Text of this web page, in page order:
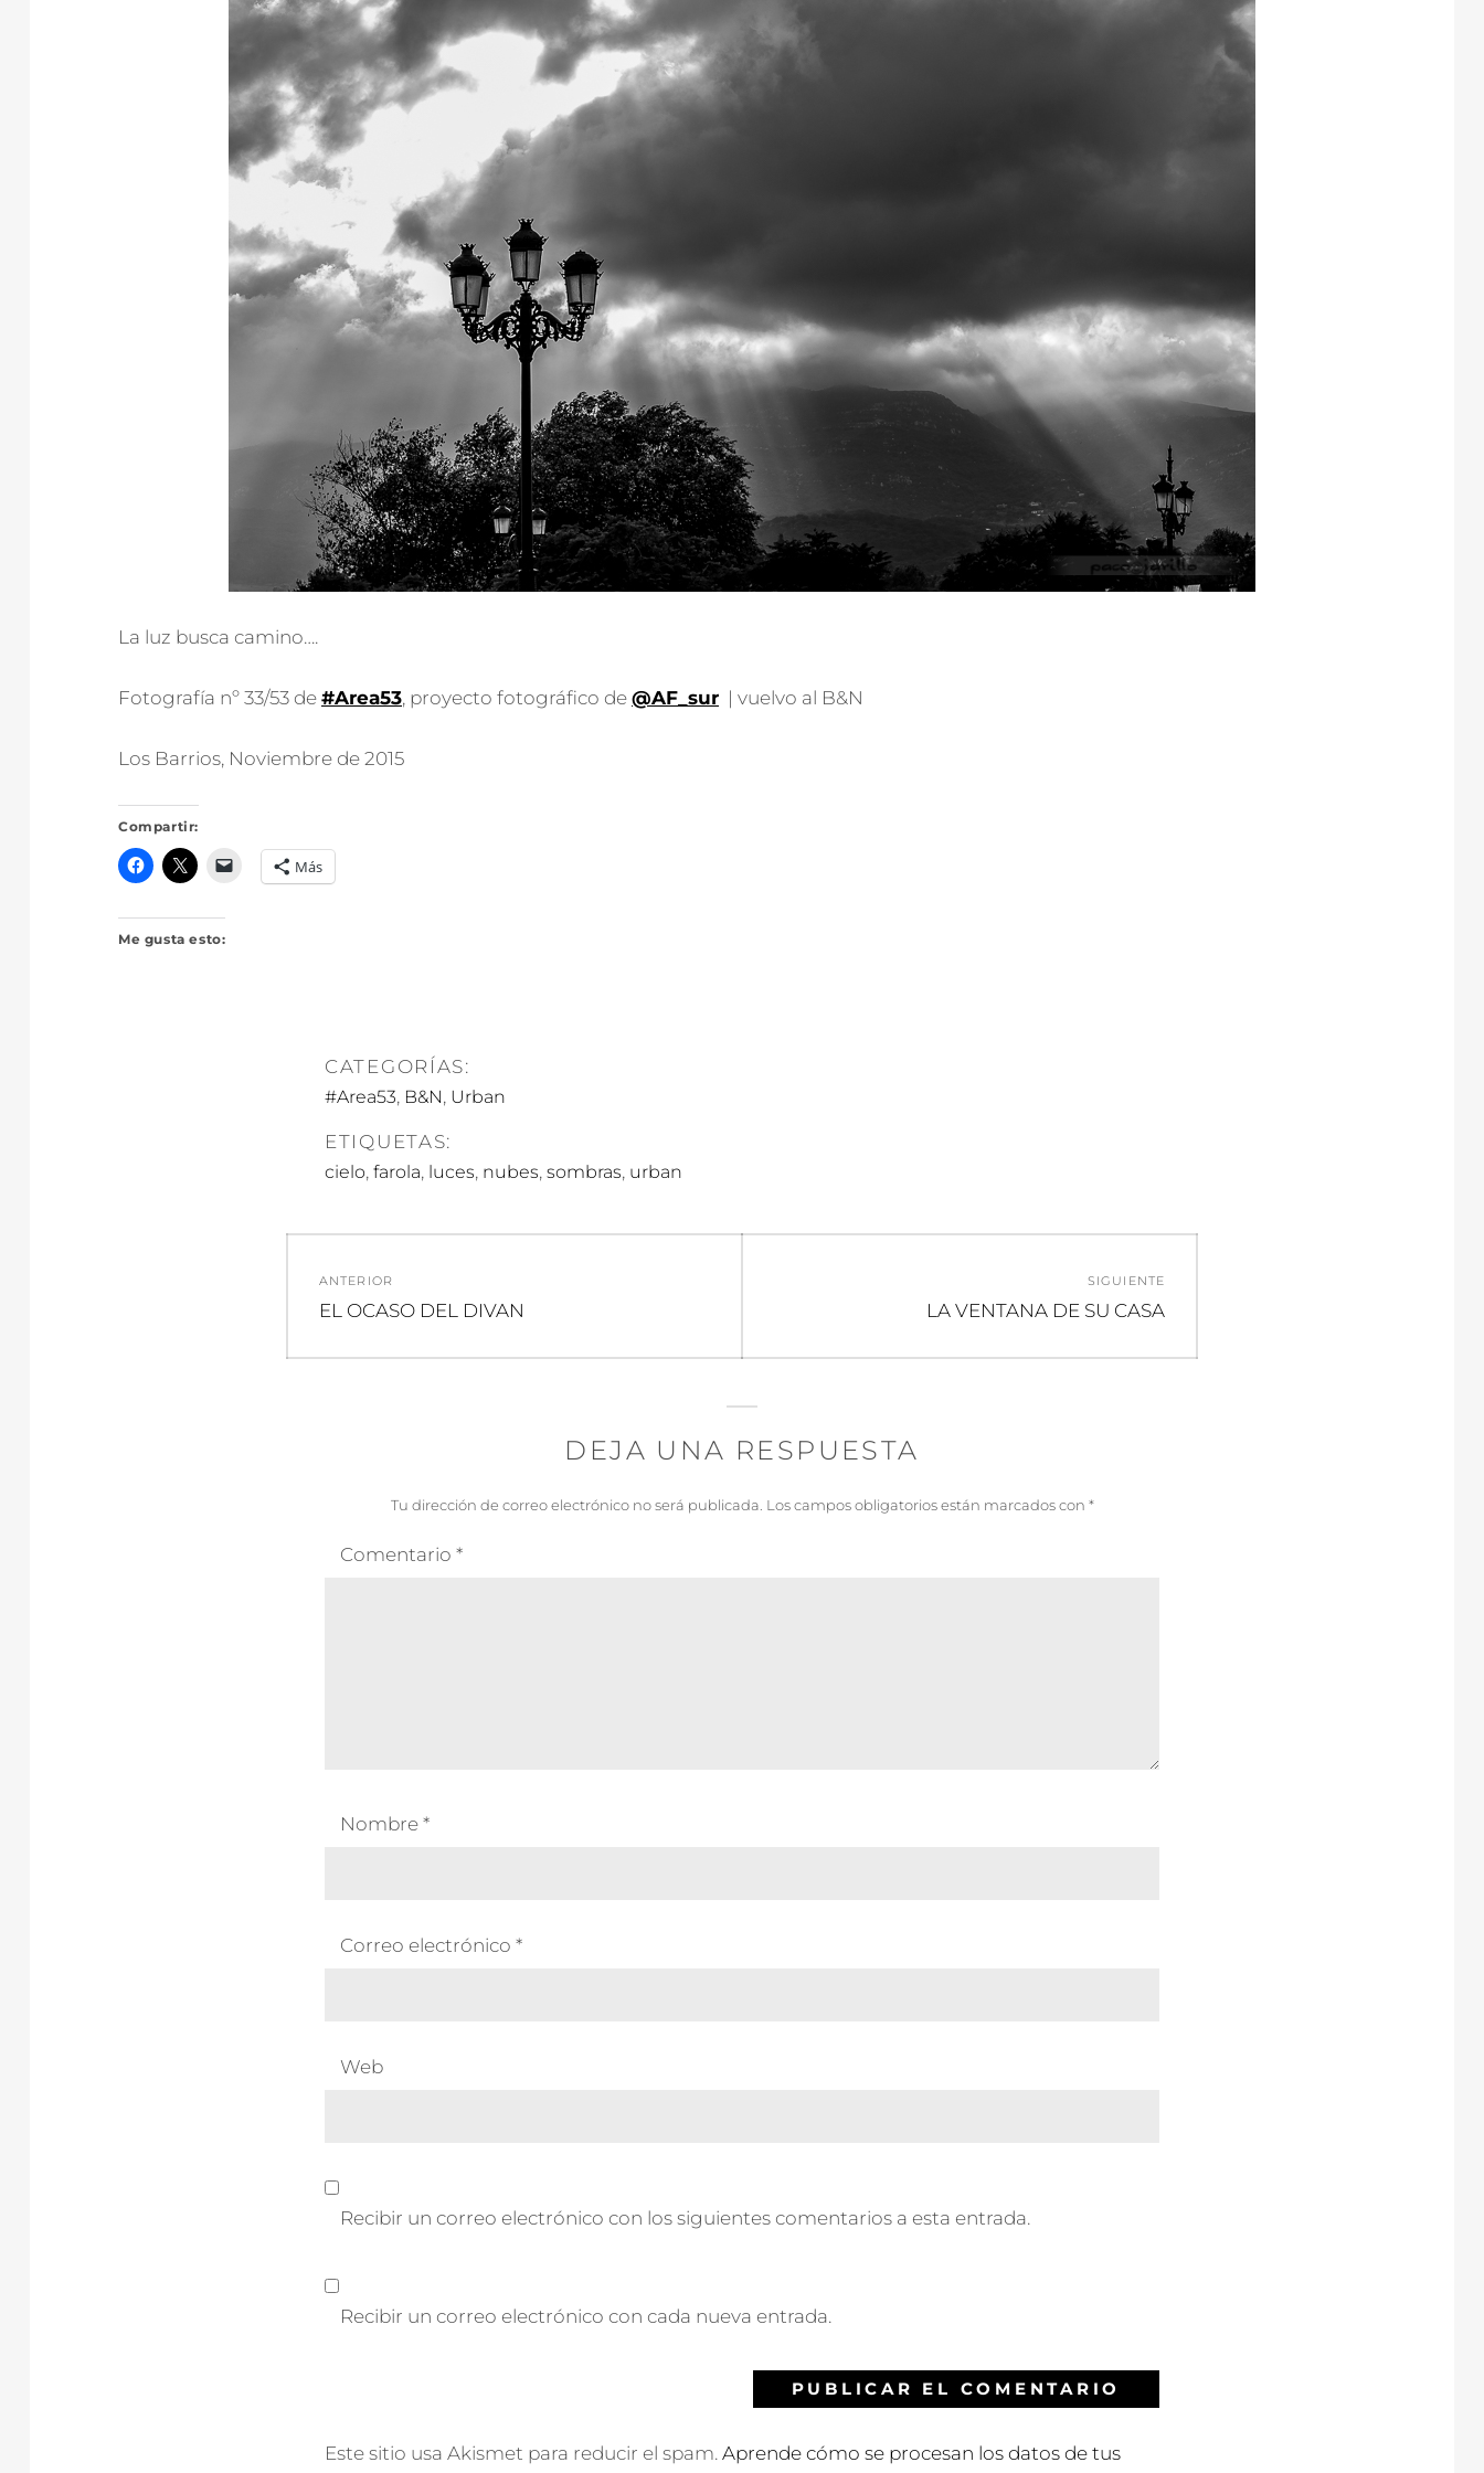
La luz busca camino….
Fotografía nº 33/53 de #Area53, proyecto fotográfico de @AF_sur | vuelvo al B&N
Los Barrios, Noviembre de 2015
Compartir:
Más
Me gusta esto:
CATEGORÍAS:
#Area53, B&N, Urban
ETIQUETAS:
cielo, farola, luces, nubes, sombras, urban
de
entradas
ANTERIOR
Entrada
EL OCASO DEL DIVAN
SIGUIENTE
Entrada
LA VENTANA DE SU CASA
DEJA UNA RESPUESTA
Tu dirección de correo electrónico no será publicada. Los campos obligatorios están marcados con *
Comentario *
Nombre *
Correo electrónico *
Web
Recibir un correo electrónico con los siguientes comentarios a esta entrada.
Recibir un correo electrónico con cada nueva entrada.
Este sitio usa Akismet para reducir el spam. Aprende cómo se procesan los datos de tus